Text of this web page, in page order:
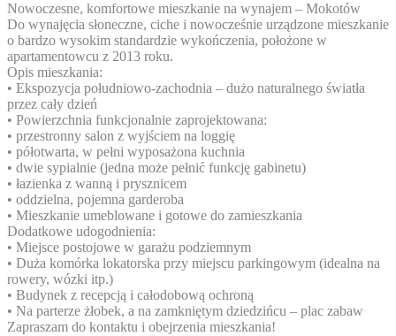
Nowoczesne, komfortowe mieszkanie na wynajem – Mokotów
Do wynajęcia słoneczne, ciche i nowocześnie urządzone mieszkanie
o bardzo wysokim standardzie wykończenia, położone w
apartamentowcu z 2013 roku.
Opis mieszkania:
• Ekspozycja południowo-zachodnia – dużo naturalnego światła
przez cały dzień
• Powierzchnia funkcjonalnie zaprojektowana:
• przestronny salon z wyjściem na loggię
• półotwarta, w pełni wyposażona kuchnia
• dwie sypialnie (jedna może pełnić funkcję gabinetu)
• łazienka z wanną i prysznicem
• oddzielna, pojemna garderoba
• Mieszkanie umeblowane i gotowe do zamieszkania
Dodatkowe udogodnienia:
• Miejsce postojowe w garażu podziemnym
• Duża komórka lokatorska przy miejscu parkingowym (idealna na
rowery, wózki itp.)
• Budynek z recepcją i całodobową ochroną
• Na parterze żłobek, a na zamkniętym dziedzińcu – plac zabaw
Zapraszam do kontaktu i obejrzenia mieszkania!